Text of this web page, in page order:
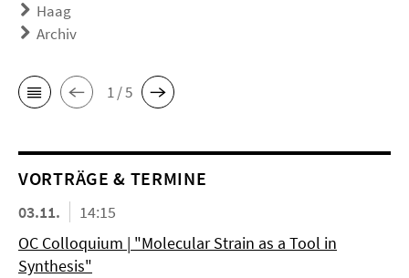
Haag
Archiv
1 / 5
VORTRÄGE & TERMINE
03.11.
14:15
OC Colloquium | "Molecular Strain as a Tool in
Synthesis"